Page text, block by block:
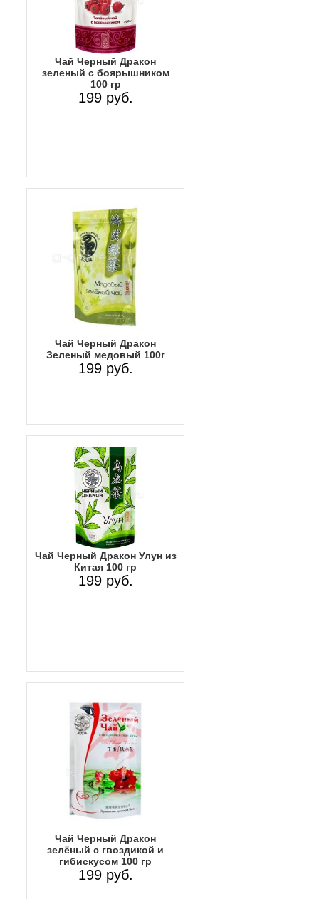
Чай Черный Дракон
зеленый с боярышником
100 гр
199 руб.
Чай Черный Дракон
Зеленый медовый 100г
199 руб.
Чай Черный Дракон Улун из
Китая 100 гр
199 руб.
Чай Черный Дракон
зелёный с гвоздикой и
гибискусом 100 гр
199 руб.